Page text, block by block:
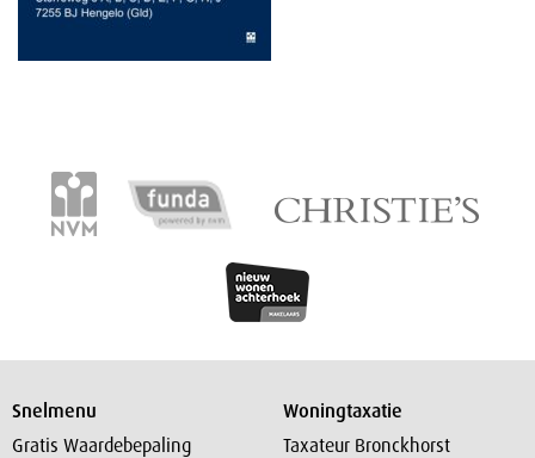
Snelmenu
Gratis Waardebepaling
Woningtaxatie
Taxateur Bronckhorst